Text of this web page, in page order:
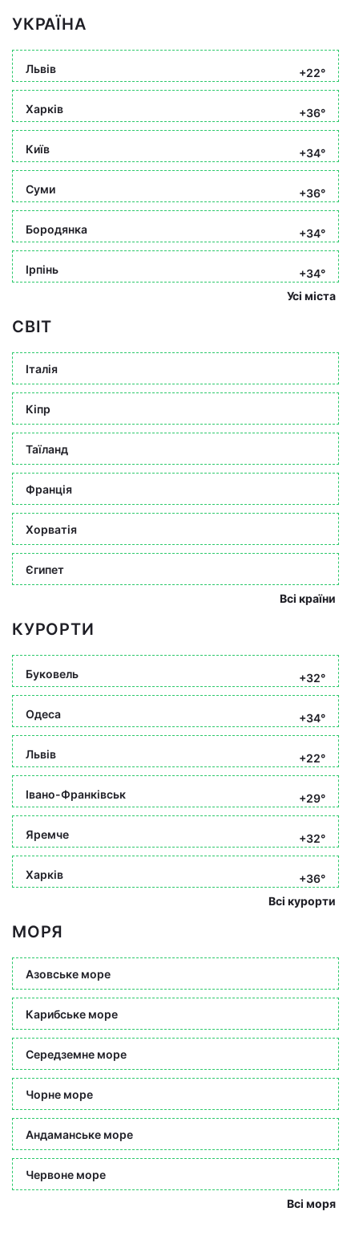
УКРАЇНА
Львів +22°
Харків +36°
Київ +34°
Суми +36°
Бородянка +34°
Ірпінь
+34°
Усі міста
СВІТ
Італія
Кіпр
Таїланд
Франція
Хорватія
Єгипет
Всі країни
КУРОРТИ
Буковель +32°
Одеса +34°
Львів +22°
Івано-Франківськ +29°
Яремче +32°
Харків
+36°
Всі курорти
МОРЯ
Азовське море
Карибське море
Середземне море
Чорне море
Андаманське море
Червоне море
Всі моря